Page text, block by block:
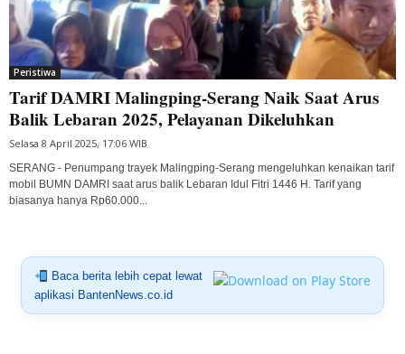
Peristiwa
Tarif DAMRI Malingping-Serang Naik Saat Arus
Balik Lebaran 2025, Pelayanan Dikeluhkan
Selasa 8 April 2025, 17:06 WIB
SERANG - Penumpang trayek Malingping-Serang mengeluhkan kenaikan tarif
mobil BUMN DAMRI saat arus balik Lebaran Idul Fitri 1446 H. Tarif yang
biasanya hanya Rp60.000...
Baca berita lebih cepat lewat
aplikasi BantenNews.co.id